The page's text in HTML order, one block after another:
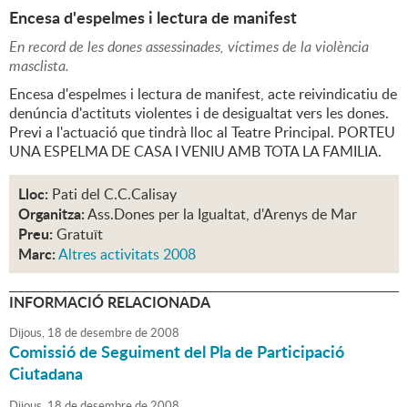
Encesa d'espelmes i lectura de manifest
En record de les dones assessinades, víctimes de la violència
masclista.
Encesa d'espelmes i lectura de manifest, acte reivindicatiu de
denúncia d'actituts violentes i de desigualtat vers les dones.
Previ a l'actuació que tindrà lloc al Teatre Principal. PORTEU
UNA ESPELMA DE CASA I VENIU AMB TOTA LA FAMILIA.
Lloc: Pati del C.C.Calisay
Organitza:Ass.Dones per la Igualtat, d'Arenys de Mar
Preu: Gratuït
Marc:Altres activitats 2008
INFORMACIÓ RELACIONADA
Dijous, 18 dedesembrede2008
Comissió de Seguiment del Pla de Participació
Ciutadana